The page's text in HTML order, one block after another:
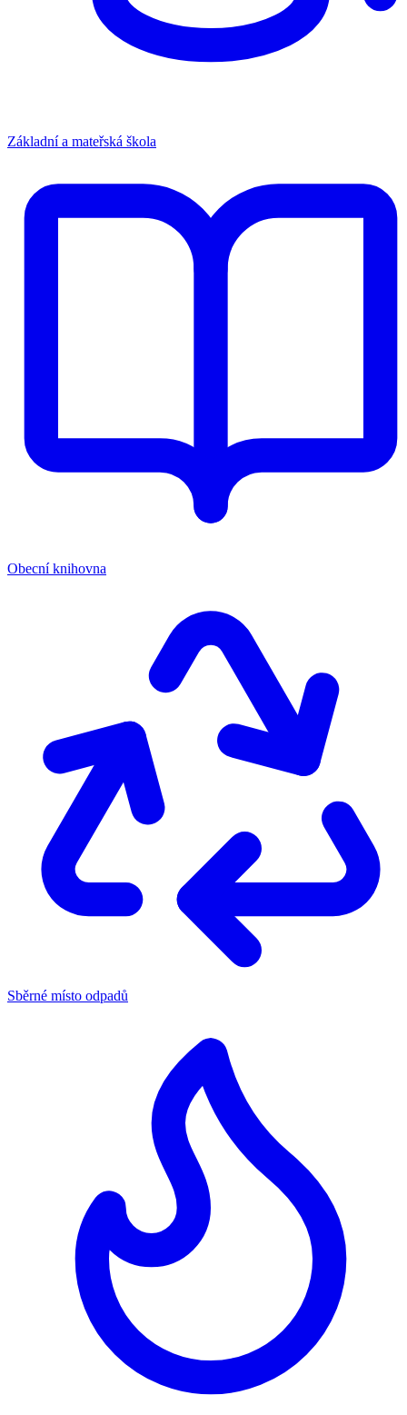
Základní a mateřská škola
Obecní knihovna
Sběrné místo odpadů